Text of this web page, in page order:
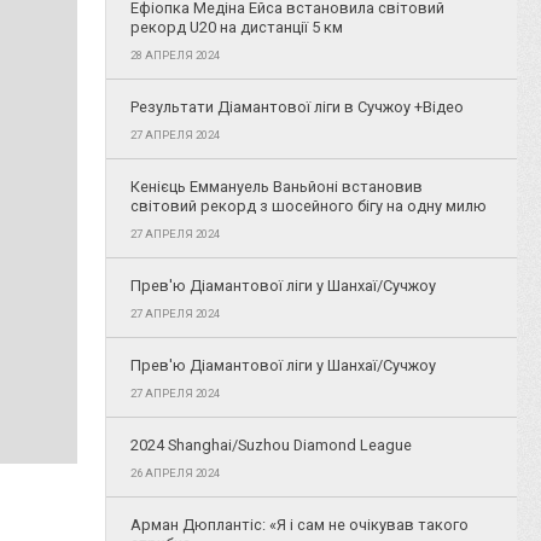
Ефіопка Медіна Ейса встановила світовий
рекорд U20 на дистанції 5 км
28 АПРЕЛЯ 2024
Результати Діамантової ліги в Сучжоу +Відео
27 АПРЕЛЯ 2024
Кенієць Еммануель Ваньйоні встановив
світовий рекорд з шосейного бігу на одну милю
27 АПРЕЛЯ 2024
Прев'ю Діамантової ліги у Шанхаї/Сучжоу
27 АПРЕЛЯ 2024
Прев'ю Діамантової ліги у Шанхаї/Сучжоу
27 АПРЕЛЯ 2024
2024 Shanghai/Suzhou Diamond League
26 АПРЕЛЯ 2024
Арман Дюплантіс: «Я і сам не очікував такого